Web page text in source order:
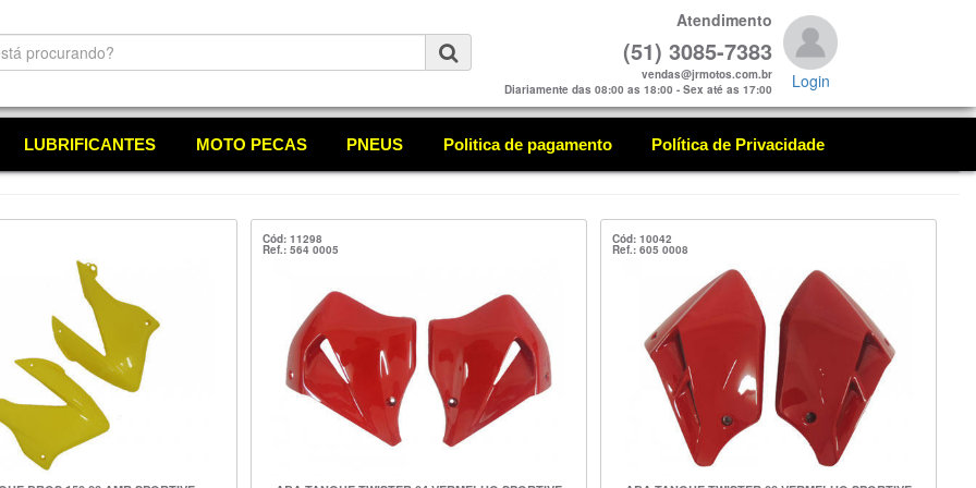
Atendimento
(51) 3085-7383
vendas@jrmotos.com.br
Diariamente das 08:00 as 18:00 - Sex até as 17:00
Login
LUBRIFICANTES MOTO PECAS PNEUS Politica de pagamento Política de Privacidade
Cód: 11298
Ref.: 564 0005
Cód: 10042
Ref.: 605 0008